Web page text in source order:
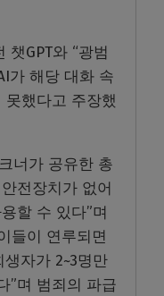
GPT와 “광범
가 해당 대화 속
했다고 주장했
너가 공유한 총
전장치가 없어
할 수 있다”며
들이 연루되면
생자가 2~3명만
”며 범죄의 파급